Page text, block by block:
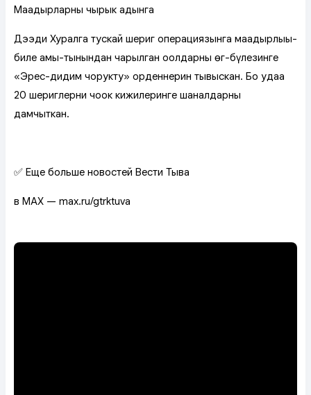
Маадырларның чырык адынга
Дээди Хуралга тускай шериг операциязынга маадырлыы-
биле амы-тынындан чарылган оолдарның өг-бүлезинге
«Эрес-дидим чоруктуң» орденнерин тывыскан. Бо удаа
20 шериглерниң чоок кижилеринге шаңналдарны
дамчыткан.
✅ Еще больше новостей Вести Тыва
в MAX — max.ru/gtrktuva